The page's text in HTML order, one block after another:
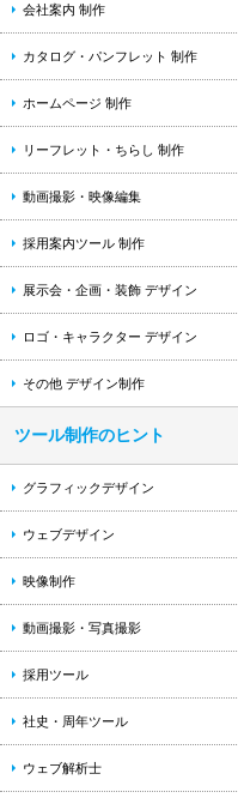
会社案内 制作
カタログ・パンフレット 制作
ホームページ 制作
リーフレット・ちらし 制作
動画撮影・映像編集
採用案内ツール 制作
展示会・企画・装飾 デザイン
ロゴ・キャラクター デザイン
その他 デザイン制作
ツール制作のヒント
グラフィックデザイン
ウェブデザイン
映像制作
動画撮影・写真撮影
採用ツール
社史・周年ツール
ウェブ解析士